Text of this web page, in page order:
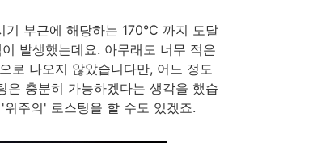
기 부근에 해당하는 170℃ 까지 도달
발생했는데요. 아무래도 너무 적은
로 나오지 않았습니다만, 어느 정도
충분히 가능하겠다는 생각을 했습
주의' 로스팅을 할 수도 있겠죠.